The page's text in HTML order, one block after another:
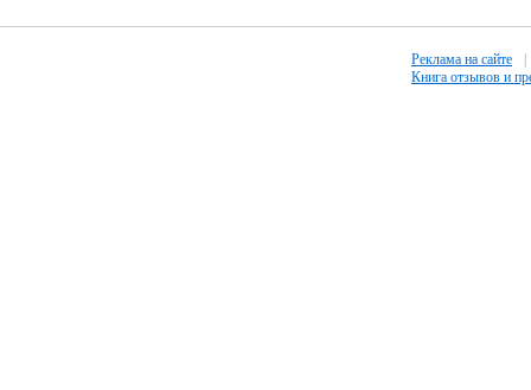
Реклама на сайте
Книга отзывов и